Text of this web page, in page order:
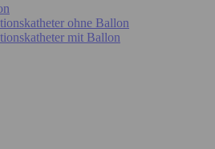
ohne Ballon
mit Ballon